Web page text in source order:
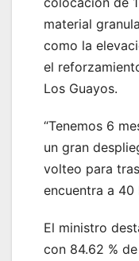
material
como la
el
Los Guayos.
“Tenemos 6
un gran
volteo para
encuentra a 40
El ministro
con 84.62 %